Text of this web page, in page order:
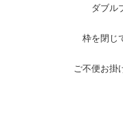
ダブル
枠を閉じ
ご不便お掛